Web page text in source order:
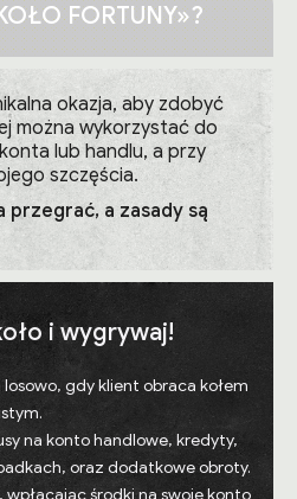
FORTUNY»?
okazja, aby zdobyć
można wykorzystać do
lub handlu, a przy
szczęścia.
przegrać, a zasady są
i wygrywaj!
gdy klient obraca kołem
na konto handlowe, kredyty,
oraz dodatkowe obroty.
środki na swoje konto